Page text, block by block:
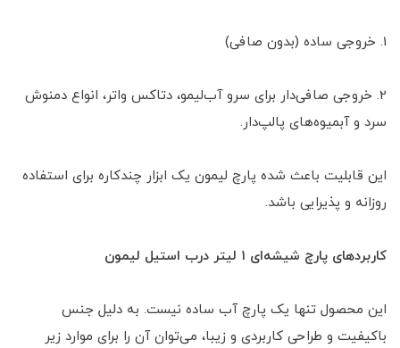
1. خروجی ساده (بدون صافی)
2. خروجی صافی‌دار برای سرو آب‌لیمو، دتاکس واتر، انواع دمنوش
سرد و آبمیوه‌های پالپ‌دار.
این قابلیت باعث شده پارچ لیمون یک ابزار چندکاره برای استفاده
روزانه و پذیرایی باشد.
کاربردهای پارچ شیشه‌ای ۱ لیتر درب استیل لیمون
این محصول تنها یک پارچ آب ساده نیست. به دلیل جنس
باکیفیت و طراحی کاربردی و زیبا، می‌توان آن را برای موارد زیر